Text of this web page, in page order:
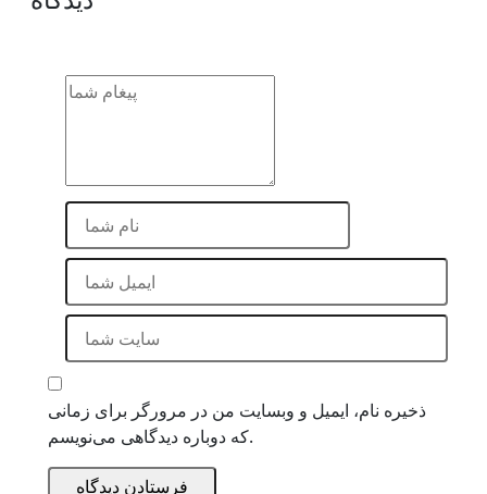
ذخیره نام، ایمیل و وبسایت من در مرورگر برای زمانی
که دوباره دیدگاهی می‌نویسم.